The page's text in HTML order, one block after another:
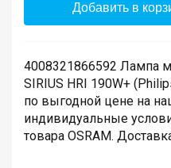
Добавить в
4008321866592 Лампа
SIRIUS HRI 190W+
по выгодной цене на
индивидуальные
товара OSRAM.